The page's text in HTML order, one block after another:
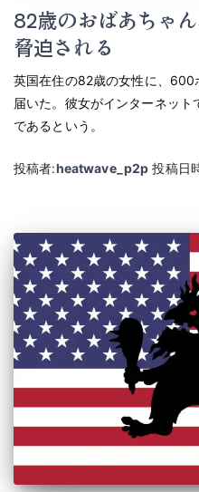
82歳のおばあちゃ
脅迫される
英国在住の82歳の女性に、600
届いた。彼女がインターネッ
であるという。
投稿者:heatwave_p2p 投稿日